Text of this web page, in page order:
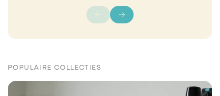
POPULAIRE COLLECTIES